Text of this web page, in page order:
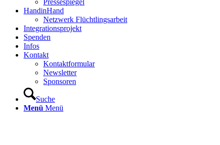
Pressespiegel
HandinHand
Netzwerk Flüchtlingsarbeit
Integrationsprojekt
Spenden
Infos
Kontakt
Kontaktformular
Newsletter
Sponsoren
Suche
Menü Menü